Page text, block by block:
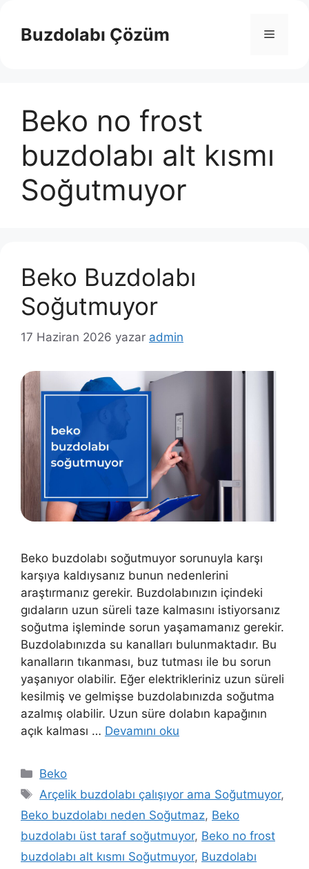
Buzdolabı Çözüm Menü
Beko no frost
buzdolabı alt kısmı
Soğutmuyor
Beko Buzdolabı
Soğutmuyor
17 Haziran 2026 yazar admin
Beko buzdolabı soğutmuyor sorunuyla karşı
karşıya kaldıysanız bunun nedenlerini
araştırmanız gerekir. Buzdolabınızın içindeki
gıdaların uzun süreli taze kalmasını istiyorsanız
soğutma işleminde sorun yaşamamanız gerekir.
Buzdolabınızda su kanalları bulunmaktadır. Bu
kanalların tıkanması, buz tutması ile bu sorun
yaşanıyor olabilir. Eğer elektrikleriniz uzun süreli
kesilmiş ve gelmişse buzdolabınızda soğutma
azalmış olabilir. Uzun süre dolabın kapağının
açık kalması … Devamını oku
Kategoriler
Beko
Etiketler
Arçelik buzdolabı çalışıyor ama Soğutmuyor,
Beko buzdolabı neden Soğutmaz, Beko
buzdolabı üst taraf soğutmuyor, Beko no frost
buzdolabı alt kısmı Soğutmuyor, Buzdolabı